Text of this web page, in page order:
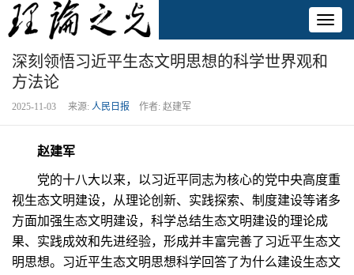
深刻领悟习近平生态文明思想的科学世界观和
方法论
2025-11-03 来源: 人民日报 作者: 赵建军
赵建军
党的十八大以来，以习近平同志为核心的党中央高度重
视生态文明建设，从理论创新、实践探索、制度建设等诸多
方面加强生态文明建设，科学总结生态文明建设的理论成
果、实践成效和先进经验，形成并丰富完善了习近平生态文
明思想。习近平生态文明思想科学回答了为什么建设生态文